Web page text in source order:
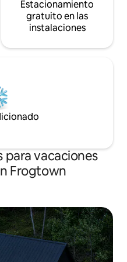
Estacionamiento
gratuito en las
instalaciones
para vacaciones
Frogtown